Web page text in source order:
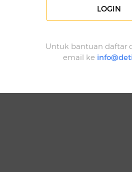
LOGIN
Untuk bantuan daftar
email ke